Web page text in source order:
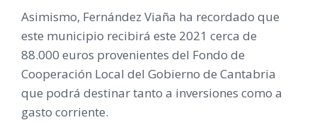
Asimismo, Fernández Viaña ha recordado que
este municipio recibirá este 2021 cerca de
88.000 euros provenientes del Fondo de
Cooperación Local del Gobierno de Cantabria
que podrá destinar tanto a inversiones como a
gasto corriente.